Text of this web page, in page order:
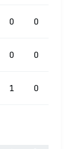
0 0
0 0
1 0